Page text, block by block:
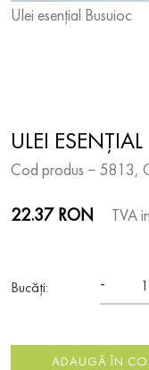
Ulei esențial Busuioc
ULEI
Cod produs − 5813,
22.37 RON TVA
Bucăți: -
ADAUGĂ ÎN